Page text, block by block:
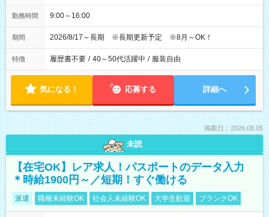
勤務時間 9:00～16:00
期間 2026/8/17～長期 ※長期更新予定 ※8月～OK！
特徴 履歴書不要 / 40～50代活躍中 / 服装自由
気になる！ 応募する 詳細へ
掲載日：2026.08.05
未読
【在宅OK】レア求人！パスポートのデータ入力
＊時給1900円～／短期！すぐ働ける
派遣 職種未経験OK 社会人未経験OK 大学生歓迎 ブランクOK